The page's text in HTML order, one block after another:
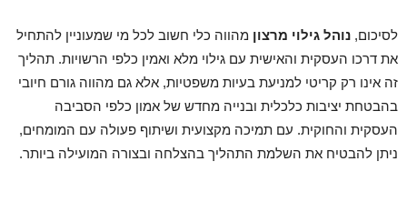
לסיכום, נוהל גילוי מרצון מהווה כלי חשוב לכל מי שמעוניין להתחיל
את דרכו העסקית והאישית עם גילוי מלא ואמין כלפי הרשויות. תהליך
זה אינו רק קריטי למניעת בעיות משפטיות, אלא גם מהווה גורם חיובי
בהבטחת יציבות כלכלית ובנייה מחדש של אמון כלפי הסביבה
העסקית והחוקית. עם תמיכה מקצועית ושיתוף פעולה עם המומחים,
ניתן להבטיח את השלמת התהליך בהצלחה ובצורה המועילה ביותר.